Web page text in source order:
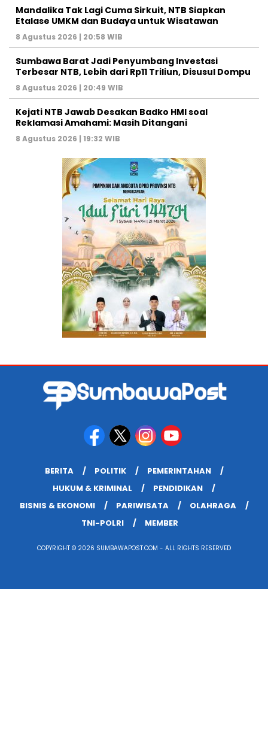
Mandalika Tak Lagi Cuma Sirkuit, NTB Siapkan
Etalase UMKM dan Budaya untuk Wisatawan
8 Agustus 2026 | 20:58 WIB
Sumbawa Barat Jadi Penyumbang Investasi
Terbesar NTB, Lebih dari Rp11 Triliun, Disusul Dompu
8 Agustus 2026 | 20:49 WIB
Kejati NTB Jawab Desakan Badko HMI soal
Reklamasi Amahami: Masih Ditangani
8 Agustus 2026 | 19:32 WIB
BERITA POLITIK
PEMERINTAHAN
HUKUM & KRIMINAL
PENDIDIKAN
BISNIS & EKONOMI
PARIWISATA
OLAHRAGA
TNI-POLRI
MEMBER
COPYRIGHT © 2026 SUMBAWAPOST.COM - ALL RIGHTS RESERVED